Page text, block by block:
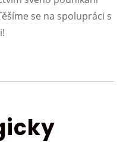
se na spolupráci s